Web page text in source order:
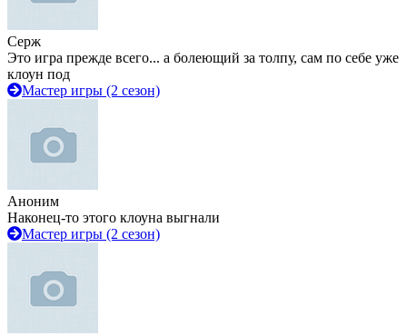
Серж
Это игра прежде всего... а болеющий за толпу, сам по себе уже
клоун под
Мастер игры (2 сезон)
Аноним
Наконец-то этого клоуна выгнали
Мастер игры (2 сезон)